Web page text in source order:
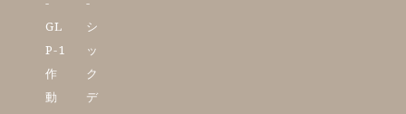
GL
P-1
作
動
シ
ッ
ク
デ